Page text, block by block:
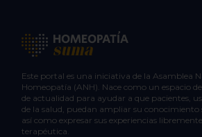
Este portal es una iniciativa de la Asamblea
Homeopatía (ANH). Nace como un espacio
de actualidad para ayudar a que pacientes,
de la salud, puedan ampliar su conocimiento
así como expresar sus experiencias
terapéutica.